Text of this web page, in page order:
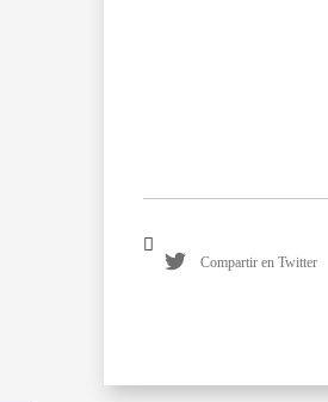
Compartir en Twitter